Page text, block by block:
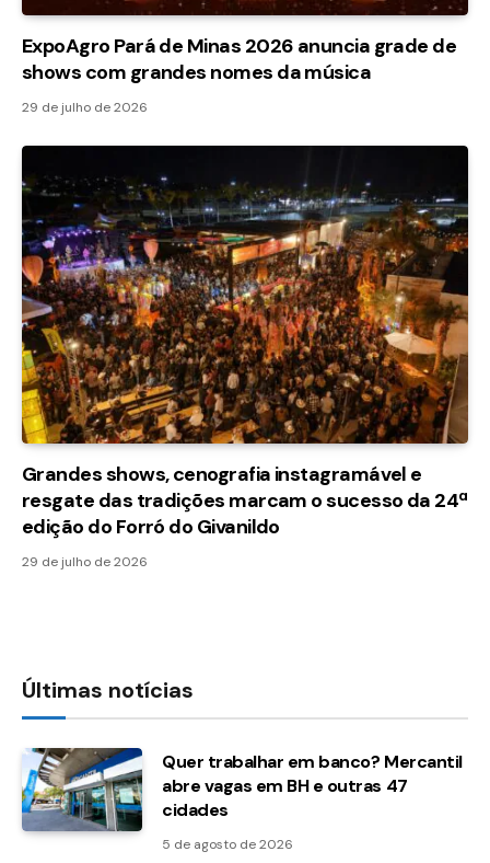
ExpoAgro Pará de Minas 2026 anuncia grade de
shows com grandes nomes da música
29 de julho de 2026
Grandes shows, cenografia instagramável e
resgate das tradições marcam o sucesso da 24ª
edição do Forró do Givanildo
29 de julho de 2026
Últimas notícias
Quer trabalhar em banco? Mercantil
abre vagas em BH e outras 47
cidades
5 de agosto de 2026